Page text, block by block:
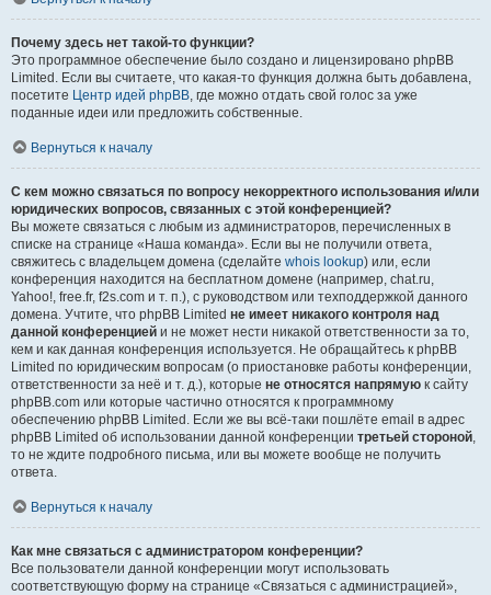
Почему здесь нет такой-то функции?
Это программное обеспечение было создано и лицензировано phpBB
Limited. Если вы считаете, что какая-то функция должна быть добавлена,
посетите Центр идей phpBB, где можно отдать свой голос за уже
поданные идеи или предложить собственные.
Вернуться к началу
С кем можно связаться по вопросу некорректного использования и/или
юридических вопросов, связанных с этой конференцией?
Вы можете связаться с любым из администраторов, перечисленных в
списке на странице «Наша команда». Если вы не получили ответа,
свяжитесь с владельцем домена (сделайте whois lookup) или, если
конференция находится на бесплатном домене (например, chat.ru,
Yahoo!, free.fr, f2s.com и т. п.), с руководством или техподдержкой данного
домена. Учтите, что phpBB Limited не имеет никакого контроля над
данной конференцией и не может нести никакой ответственности за то,
кем и как данная конференция используется. Не обращайтесь к phpBB
Limited по юридическим вопросам (о приостановке работы конференции,
ответственности за неё и т. д.), которые не относятся напрямую к сайту
phpBB.com или которые частично относятся к программному
обеспечению phpBB Limited. Если же вы всё-таки пошлёте email в адрес
phpBB Limited об использовании данной конференции третьей стороной,
то не ждите подробного письма, или вы можете вообще не получить
ответа.
Вернуться к началу
Как мне связаться с администратором конференции?
Все пользователи данной конференции могут использовать
соответствующую форму на странице «Связаться с администрацией»,